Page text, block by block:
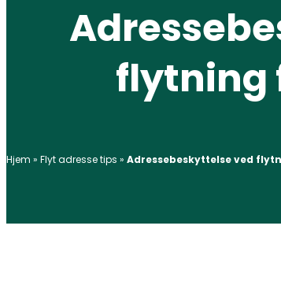
flytning
Hjem » Flyt adresse tips » Adressebeskyttelse ved